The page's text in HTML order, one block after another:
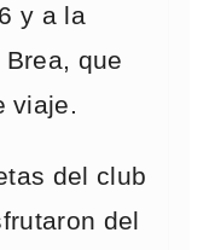
y a la
que
viaje.
del club
del